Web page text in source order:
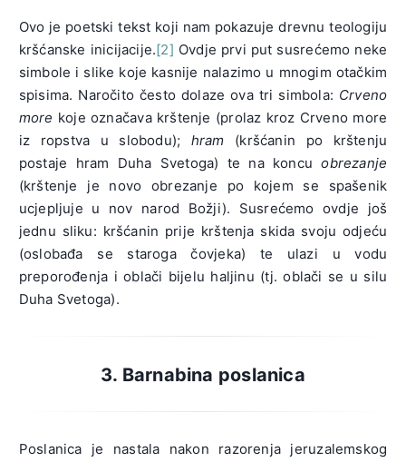
Ovo je poetski tekst koji nam pokazuje drevnu teologiju
kršćanske inicijacije.[2] Ovdje prvi put susrećemo neke
simbole i slike koje kasnije nalazimo u mnogim otačkim
spisima. Naročito često dolaze ova tri simbola: Crveno
more koje označava krštenje (prolaz kroz Crveno more
iz ropstva u slobodu); hram (kršćanin po krštenju
postaje hram Duha Svetoga) te na koncuobrezanje
(krštenje je novo obrezanje po kojem se spašenik
ucjepljuje u nov narod Božji). Susrećemo ovdje još
jednu sliku: kršćanin prije krštenja skida svoju odjeću
(oslobađa se staroga čovjeka) te ulazi u vodu
preporođenja i oblači bijelu haljinu (tj. oblači se u silu
Duha Svetoga).
3. Barnabina poslanica
Poslanica je nastala nakon razorenja jeruzalemskog